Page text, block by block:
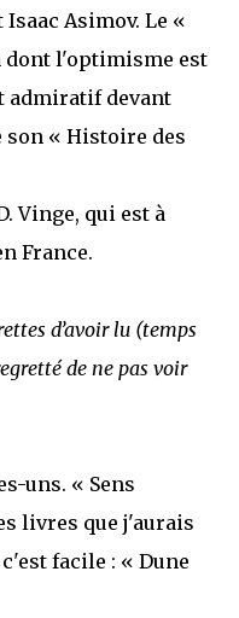
Asimov. Le «
dont l'optimisme est
admiratif devant
« Histoire des
Vinge, qui est à
France.
d’avoir lu (temps
de ne pas voir
uns. « Sens
livres que j'aurais
facile : « Dune